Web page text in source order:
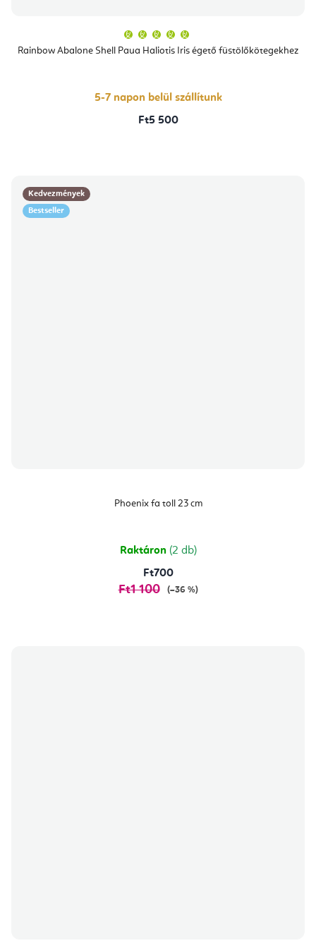
Rainbow Abalone Shell Paua Haliotis Iris égető füstölőkötegekhez
átlagos
értékelése
csillag.
5-7 napon belül szállítunk
Ft5 500
Kedvezmények
Bestseller
Phoenix fa toll 23 cm
Raktáron (2 db)
Ft700
Ft1 100 (–36 %)